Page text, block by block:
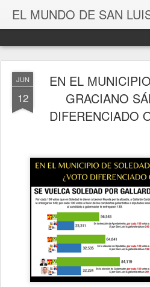
EL MUNDO DE SAN
JUN
12
EN EL
GRACIANO
DIFERENCIADO